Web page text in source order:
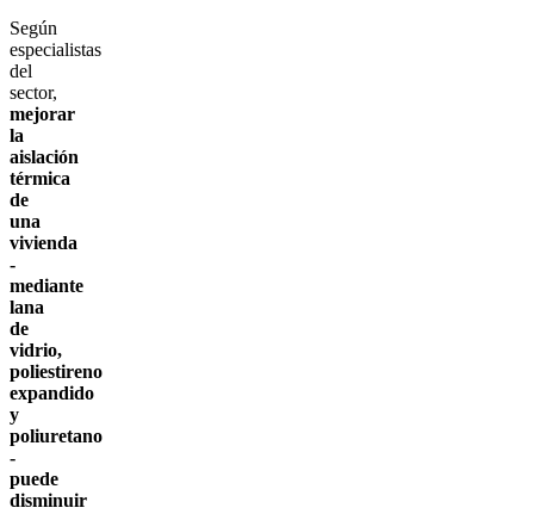
Según
especialistas
del
sector,
mejorar
la
aislación
térmica
de
una
vivienda
-
mediante
lana
de
vidrio,
poliestireno
expandido
y
poliuretano
-
puede
disminuir